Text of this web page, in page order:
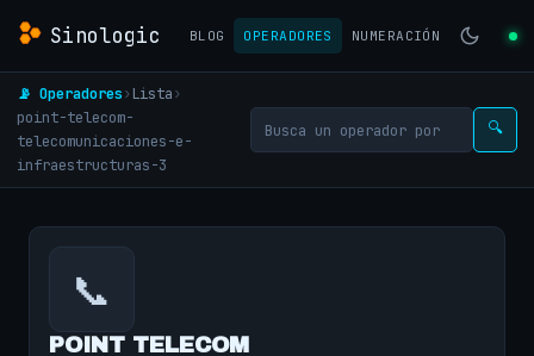
Sinologic BLOG OPERADORES NUMERACIÓN
📡 Operadores› Lista›
point-telecom-
telecomunicaciones-e-
infraestructuras-3
🔍
📞
POINT TELECOM